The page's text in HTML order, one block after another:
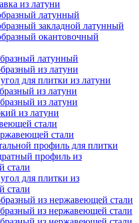
из латуни
латунный
закладной латунный
окантовочный
латунный
из латуни
для плитки из латуни
из латуни
из латуни
из латуни
стали
стали
профиль для плитки
профиль из
стали
для плитки из
стали
из нержавеющей стали
из нержавеющей стали